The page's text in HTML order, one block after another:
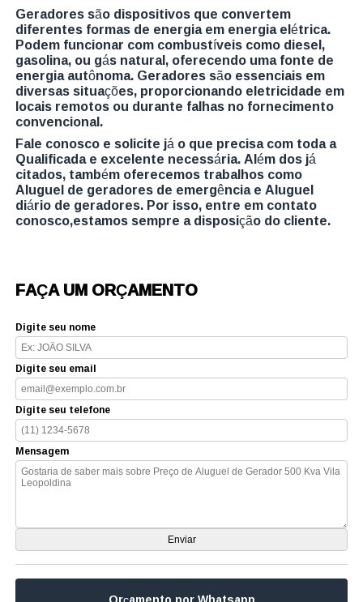
Geradores são dispositivos que convertem
diferentes formas de energia em energia elétrica.
Podem funcionar com combustíveis como diesel,
gasolina, ou gás natural, oferecendo uma fonte de
energia autônoma. Geradores são essenciais em
diversas situações, proporcionando eletricidade em
locais remotos ou durante falhas no fornecimento
convencional.
Fale conosco e solicite já o que precisa com toda a
Qualificada e excelente necessária. Além dos já
citados, também oferecemos trabalhos como
Aluguel de geradores de emergência e Aluguel
diário de geradores. Por isso, entre em contato
conosco,estamos sempre a disposição do cliente.
FAÇA UM ORÇAMENTO
Digite seu nome
Digite seu email
Digite seu telefone
Mensagem